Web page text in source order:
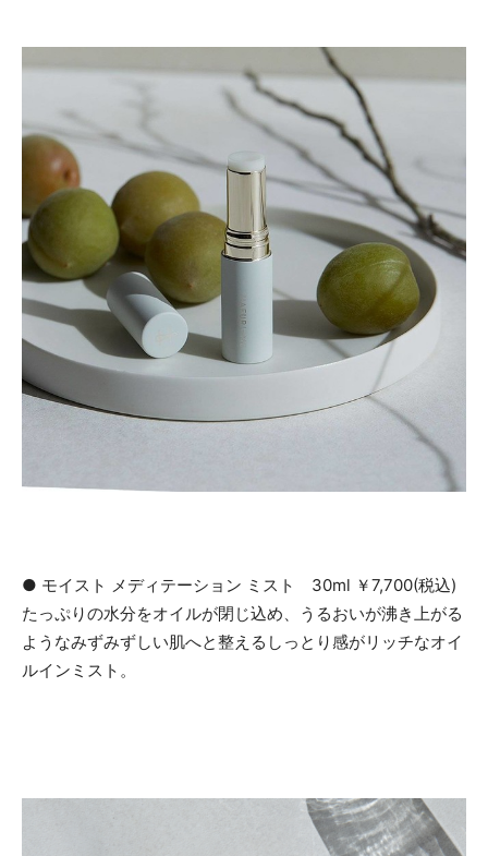
​● モイスト メディテーション ミスト 30ml ￥7,700(税込)
たっぷりの水分をオイルが閉じ込め、うるおいが沸き上がる
ようなみずみずしい肌へと整えるしっとり感がリッチなオイ
ルインミスト。